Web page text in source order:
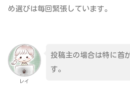
め選びは毎回緊張しています。
レイ
投稿主の場合は特に首
す。